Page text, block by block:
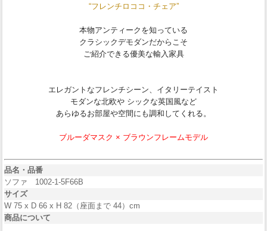
“フレンチロココ・チェア”
本物アンティークを知っている
クラシックデモダンだからこそ
ご紹介できる優美な輸入家具
エレガントなフレンチシーン、イタリーテイスト
モダンな北欧や シックな英国風など
あらゆるお部屋や空間にも調和してくれる。
ブルーダマスク × ブラウンフレームモデル
品名・品番
ソファ 1002-1-5F66B
サイズ
W 75 x D 66 x H 82（座面まで 44）cm
商品について